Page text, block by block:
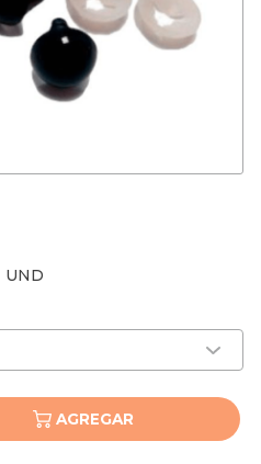
UND
AGREGAR